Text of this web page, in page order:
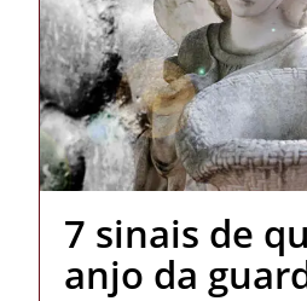
7 sinais de
anjo da